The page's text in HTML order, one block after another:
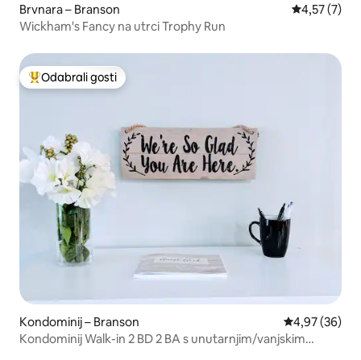
Brvnara – Branson Prosječna
4,57 (7)
Wickham's Fancy na utrci Trophy Run
Među najviše rangiranima s oznakom „Odabrali gosti”
Odabrali gosti
Kondominij – Branson Prosječna
4,97 (36)
Kondominij Walk-in 2 BD 2 BA s unutarnjim/vanjskim